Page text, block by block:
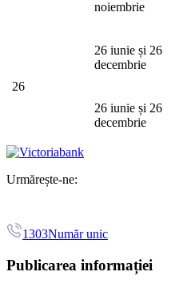
noiembrie
26
26 iunie și 26
decembrie
26 iunie și 26
decembrie
Urmărește-ne:
1303Număr unic
Publicarea informației